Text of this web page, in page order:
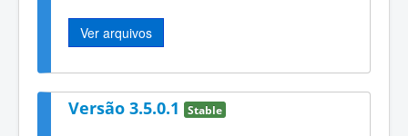
Ver arquivos
Versão 3.5.0.1 Stable